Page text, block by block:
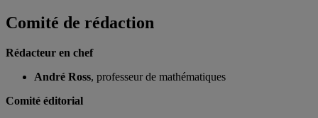
Comité de rédaction
Rédacteur en chef
André Ross, professeur de mathématiques
Comité éditorial